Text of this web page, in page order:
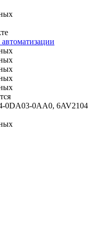
0DA03-0AA0,